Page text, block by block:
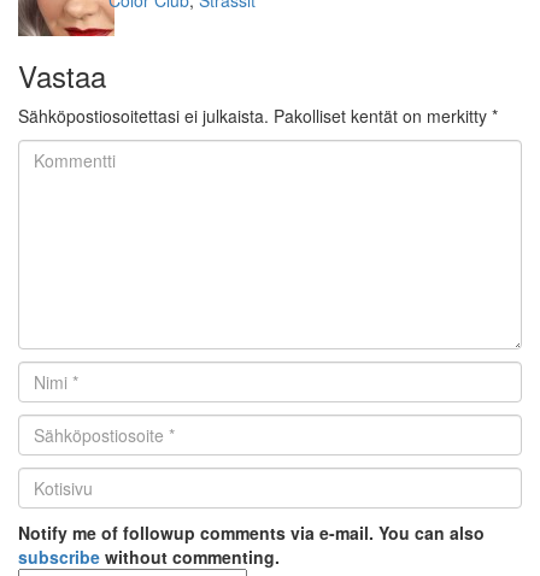
Vastaa
Sähköpostiosoitettasi ei julkaista. Pakolliset kentät on merkitty *
Kommentti
Nimi
*
Email
*
Kotisivu
*
Notify me of followup comments via e-mail. You can also
subscribe without commenting.